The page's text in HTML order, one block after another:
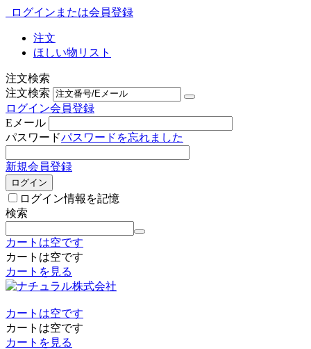
ログインまたは会員登録
注文
ほしい物リスト
注文検索
注文検索
ログイン会員登録
Eメール
パスワードパスワードを忘れました
新規会員登録
ログイン
ログイン情報を記憶
検索
カートは空です
カートは空です
カートを見る
カートは空です
カートは空です
カートを見る